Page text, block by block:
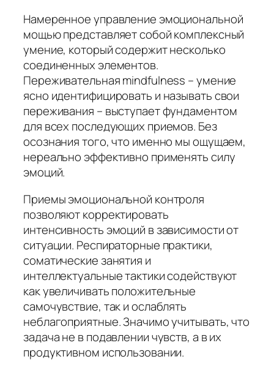
Намеренное управление эмоциональной
мощью представляет собой комплексный
умение, который содержит несколько
соединенных элементов.
Переживательная mindfulness – умение
ясно идентифицировать и называть свои
переживания – выступает фундаментом
для всех последующих приемов. Без
осознания того, что именно мы ощущаем,
нереально эффективно применять силу
эмоций.
Приемы эмоциональной контроля
позволяют корректировать
интенсивность эмоций в зависимости от
ситуации. Респираторные практики,
соматические занятия и
интеллектуальные тактики содействуют
как увеличивать положительные
самочувствие, так и ослаблять
неблагоприятные. Значимо учитывать, что
задача не в подавлении чувств, а в их
продуктивном использовании.